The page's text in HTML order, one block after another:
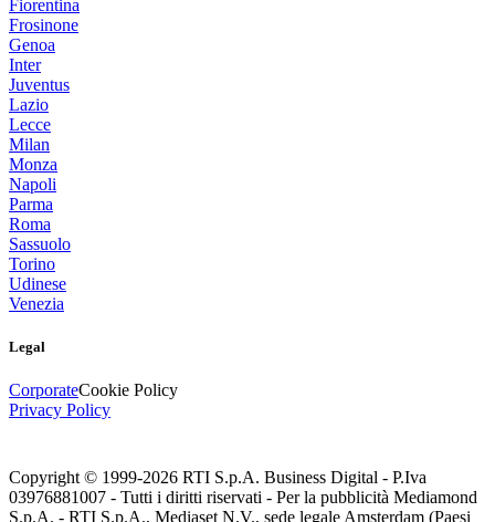
Fiorentina
Frosinone
Genoa
Inter
Juventus
Lazio
Lecce
Milan
Monza
Napoli
Parma
Roma
Sassuolo
Torino
Udinese
Venezia
Legal
CorporateCookie Policy
Privacy Policy
Copyright © 1999-2026 RTI S.p.A. Business Digital - P.Iva
03976881007 - Tutti i diritti riservati - Per la pubblicità Mediamond
S.p.A. - RTI S.p.A., Mediaset N.V., sede legale Amsterdam (Paesi